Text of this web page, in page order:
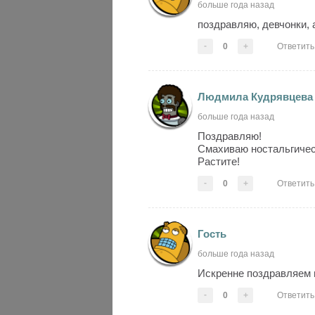
больше года назад
поздравляю, девчонки,
- 0 + Ответить
Людмила Кудрявцева
больше года назад
Поздравляю!
Смахиваю
Растите!
- 0 + Ответить
Гость
больше года назад
Искренне
- 0 + Ответить